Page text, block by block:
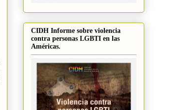
CIDH Informe sobre violencia
contra personas LGBTI en las
Américas.